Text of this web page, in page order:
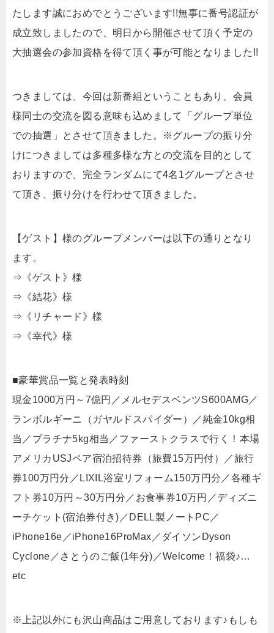
たします誠におめでとうございます!!無事に番号認証が
成立致しましたので、明日から開催させて頂く予定の
大抽選会の参加資格を得て頂く事が可能となりました!!
つきましては、今回は新番組ということもあり、会員
様同士の交流を図る意味も込めまして「グループ単位
での抽選」とさせて頂きました。※グループの振り分
けにつきましては多種多様な方との交流を目的として
おりますので、完全ランダムにて4名1グループとさせ
て頂き、振り分けを行わせて頂きました。
【ゲスト】様のグループメンバーは以下の通りとなり
ます。
⇒《ゲスト》様
⇒《結花》様
⇒《リチャード》様
⇒《幸代》様
■豪華賞品一覧と発表時刻
現金1000万円～7億円／メルセデスベンツS600AMG／
ランボルギーニ（ガヤルドスパイダー）／純金10kg相
当／プラチナ5kg相当／ファーストクラスで行く！本場
アメリカUSJペア宿泊招待券（旅費15万円付）／旅行
券100万円分／LIXIL浴室リフォーム150万円分／各種ギ
フト券10万円～30万円分／お食事券10万円／ディズニ
ーチケット(宿泊券付き)／DELL製ノートPC／
iPhone16e／iPhone16ProMax／ダイソンDyson
Cyclone／さとうのご飯(1年分)／Welcome！福袋♪…
etc
※上記以外にも沢山商品はご用意しております♪もしも